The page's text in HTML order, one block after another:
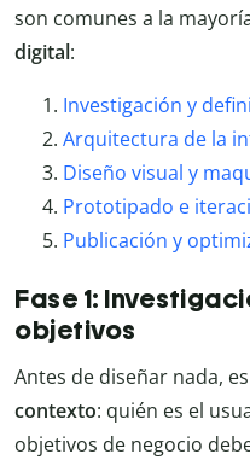
son comunes a la
digital:
Investigación y
Arquitectura de la
Diseño visual y
Prototipado e
Publicación y
Fase 1:
objetivos
Antes de diseñar nada,
contexto: quién es el
objetivos de negocio